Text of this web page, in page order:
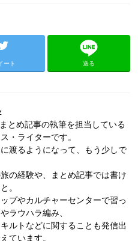
ート 送る
とめ記事の執筆を担当している
・ライターです。
渡るようになって、もう少しで
の経験や、まとめ記事では書け
。
プやカルチャーセンターで習っ
ラウハラ編み、
ルトなどに関することも発信出
ています。